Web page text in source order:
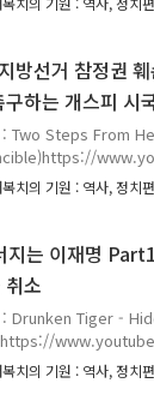
)은 무너지고 있다. 이
들의 참정권을 지키
민들의 권리이다. 헌법
것이다. 이번 포스팅
런한 이재명 편이다.
는 ..
방선거 참정권
구하는 개스피 시
: Two Steps From
노하여 거리로 나온
지방선거 참정권 훼
방지대책 마련 및
방선거(제9회 전국동
국 민주주의의 근간과
다. 선거는 국민이 주
치의 기원 : 역사, 정치편
지는 이재명
취소
: Drunken Tiger -
로 해 이번 포스팅은
령이 무너질 가능성이
치의 기원 : 역사, 정치편